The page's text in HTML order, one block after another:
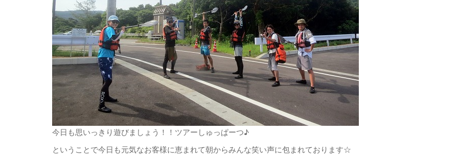
今日も思いっきり遊びましょう！！ツアーしゅっぱーつ♪
ということで今日も元気なお客様に恵まれて朝からみんな笑い声に包まれております☆